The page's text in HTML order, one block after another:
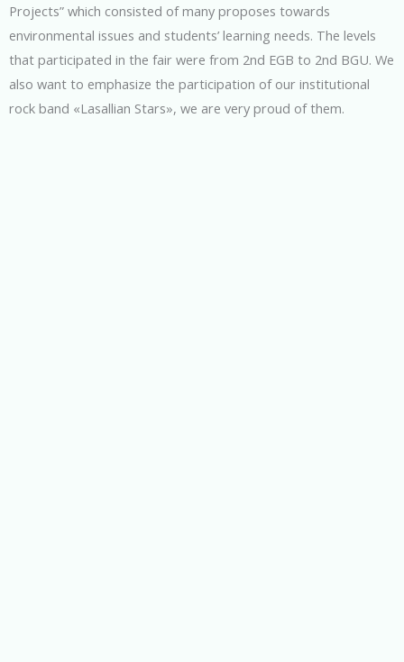
Projects” which consisted of many proposes towards
environmental issues and students’ learning needs. The levels
that participated in the fair were from 2nd EGB to 2nd BGU. We
also want to emphasize the participation of our institutional
rock band «Lasallian Stars», we are very proud of them.